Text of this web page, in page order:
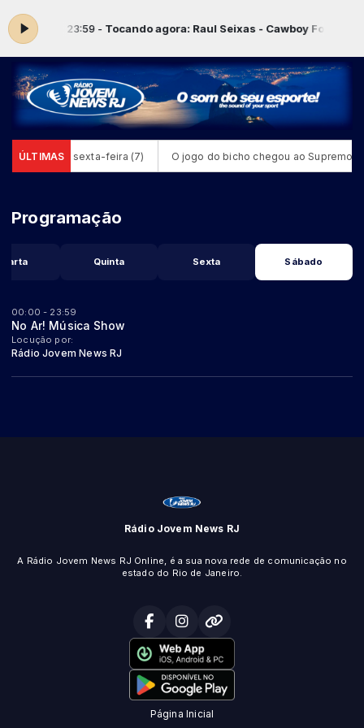
00:00 às 23:59 - Tocando agora: Raul Seixas - Cawboy Fora Da Lei
ÚLTIMAS
nesta sexta-feira (7) O jogo do bicho chegou ao Supremo
Programação
Quinta Sexta Sábado
00:00 - 23:59
No Ar! Música Show
Locução por:
Rádio Jovem News RJ
Rádio Jovem News RJ
A Rádio Jovem News RJ Online, é a sua nova rede de comunicação no
estado do Rio de Janeiro.
Página Inicial